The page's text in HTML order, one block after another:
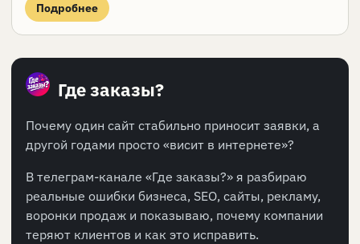
Подробнее
Где заказы?
Почему один сайт стабильно приносит заявки, а
другой годами просто «висит в интернете»?
В телеграм-канале «Где заказы?» я разбираю
реальные ошибки бизнеса, SEO, сайты, рекламу,
воронки продаж и показываю, почему компании
теряют клиентов и как это исправить.